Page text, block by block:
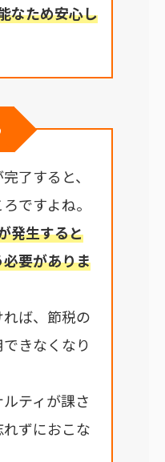
なため安心し
了すると、
ですよね。
発生すると
要がありま
ば、節税の
きなくなり
ティが課さ
ずにおこな